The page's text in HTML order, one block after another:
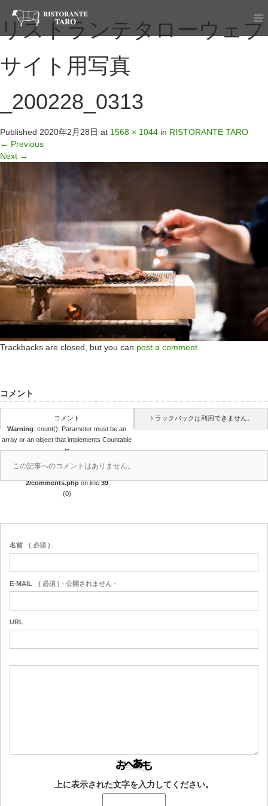
リストランテタローウェブ
サイト用写真
_200228_0313
Published 2020年2月28日 at 1568 × 1044 in RISTORANTE TARO
← Previous
Next →
Trackbacks are closed, but you can post a comment
コメント
コメント
Warning: count(): Parameter must be an
array or an object that implements Countable
in
/home/r4688280/public_html/takedataro.c
om/wp-content/themes/amore_tcd028-
2/comments.phpon line39
(0)
トラックバックは利用できません。
この記事へのコメントはありません。
名前 ( 必須 )
E-MAIL ( 必須 ) - 公開されません -
URL
上に表示された文字を入力してください。